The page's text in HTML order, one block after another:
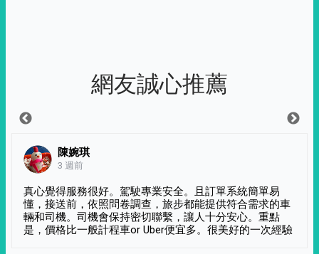
網友誠心推薦
陳婉琪
3 週前
真心覺得服務很好。駕駛專業安全。且訂單系統簡單易
懂，接送前，依照問卷調查，旅步都能提供符合需求的車
輛和司機。司機會保持密切聯繫，讓人十分安心。重點
是，價格比一般計程車or Uber便宜多。很美好的一次經驗